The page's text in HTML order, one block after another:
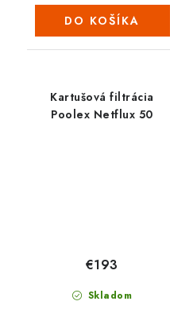
DO KOŠÍKA
Kartušová filtrácia
Poolex Netflux 50
Skladom
€193